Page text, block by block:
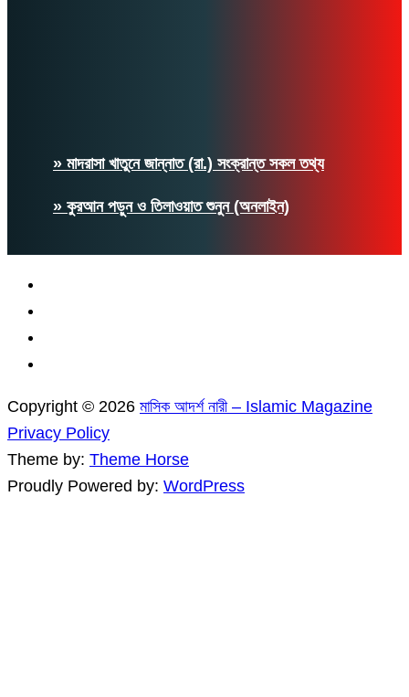
» মাদরাসা খাতুনে জান্নাত (রা.) সংক্রান্ত সকল তথ্য
» কুরআন পড়ুন ও তিলাওয়াত শুনুন (অনলাইন)
Copyright © 2026 মাসিক আদর্শ নারী – Islamic Magazine
Privacy Policy
Theme by: Theme Horse
Proudly Powered by: WordPress